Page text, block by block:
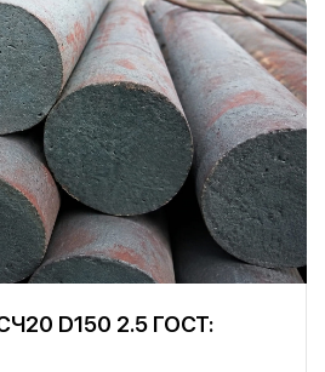
D150 2.5 ГОСТ: